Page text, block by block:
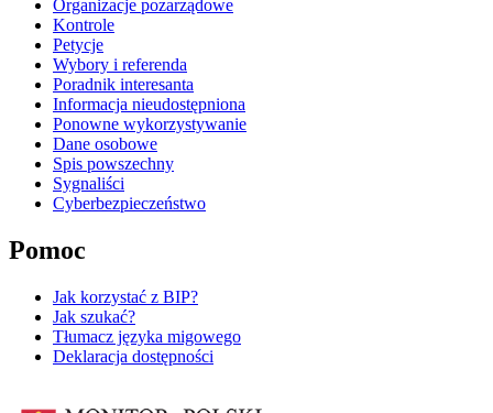
Organizacje pozarządowe
Kontrole
Petycje
Wybory i referenda
Poradnik interesanta
Informacja nieudostępniona
Ponowne wykorzystywanie
Dane osobowe
Spis powszechny
Sygnaliści
Cyberbezpieczeństwo
Pomoc
Jak korzystać z BIP?
Jak szukać?
Tłumacz języka migowego
Deklaracja dostępności